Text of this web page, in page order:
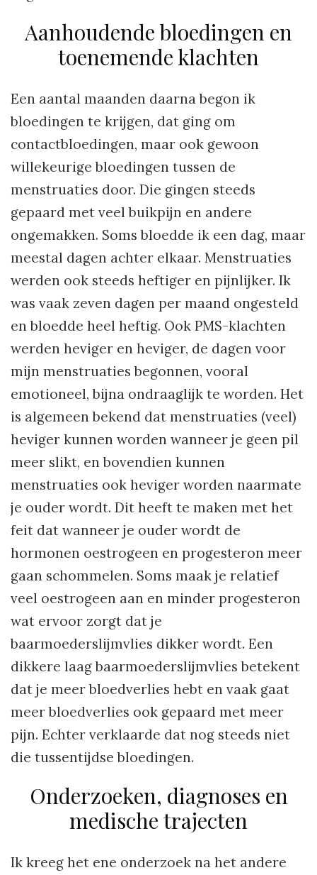
Aanhoudende bloedingen en
toenemende klachten
Een aantal maanden daarna begon ik
bloedingen te krijgen, dat ging om
contactbloedingen, maar ook gewoon
willekeurige bloedingen tussen de
menstruaties door. Die gingen steeds
gepaard met veel buikpijn en andere
ongemakken. Soms bloedde ik een dag, maar
meestal dagen achter elkaar. Menstruaties
werden ook steeds heftiger en pijnlijker. Ik
was vaak zeven dagen per maand ongesteld
en bloedde heel heftig. Ook PMS-klachten
werden heviger en heviger, de dagen voor
mijn menstruaties begonnen, vooral
emotioneel, bijna ondraaglijk te worden. Het
is algemeen bekend dat menstruaties (veel)
heviger kunnen worden wanneer je geen pil
meer slikt, en bovendien kunnen
menstruaties ook heviger worden naarmate
je ouder wordt. Dit heeft te maken met het
feit dat wanneer je ouder wordt de
hormonen oestrogeen en progesteron meer
gaan schommelen. Soms maak je relatief
veel oestrogeen aan en minder progesteron
wat ervoor zorgt dat je
baarmoederslijmvlies dikker wordt. Een
dikkere laag baarmoederslijmvlies betekent
dat je meer bloedverlies hebt en vaak gaat
meer bloedverlies ook gepaard met meer
pijn. Echter verklaarde dat nog steeds niet
die tussentijdse bloedingen.
Onderzoeken, diagnoses en
medische trajecten
Ik kreeg het ene onderzoek na het andere